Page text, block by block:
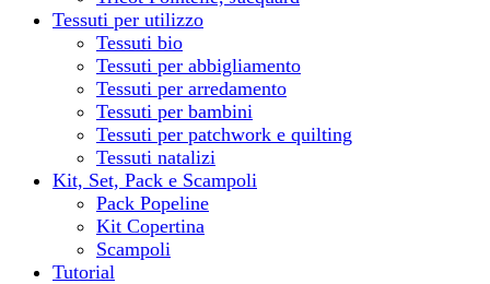
Tessuti per utilizzo
Tessuti bio
Tessuti per abbigliamento
Tessuti per arredamento
Tessuti per bambini
Tessuti per patchwork e quilting
Tessuti natalizi
Kit, Set, Pack e Scampoli
Pack Popeline
Kit Copertina
Scampoli
Tutorial